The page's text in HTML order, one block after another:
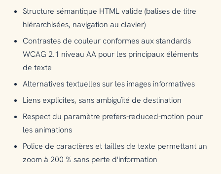
Structure sémantique HTML valide (balises de titre
hiérarchisées, navigation au clavier)
Contrastes de couleur conformes aux standards
WCAG 2.1 niveau AA pour les principaux éléments
de texte
Alternatives textuelles sur les images informatives
Liens explicites, sans ambiguïté de destination
Respect du paramètre prefers-reduced-motion pour
les animations
Police de caractères et tailles de texte permettant un
zoom à 200 % sans perte d'information